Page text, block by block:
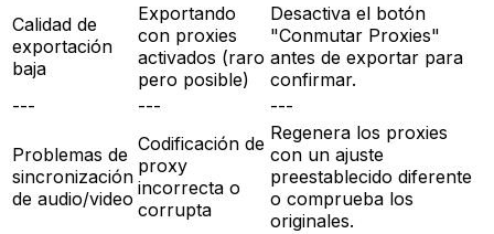
Calidad de
exportación
baja
Exportando
con proxies
activados (raro
pero posible)
Desactiva el botón
"Conmutar Proxies"
antes de exportar para
confirmar.
---
--- ---
Problemas de
sincronización
de audio/video
Codificación de
proxy
incorrecta o
corrupta
Regenera los proxies
con un ajuste
preestablecido diferente
o comprueba los
originales.